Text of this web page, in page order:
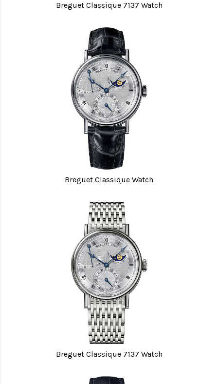
Breguet Classique 7137 Watch
Breguet Classique Watch
Breguet Classique 7137 Watch